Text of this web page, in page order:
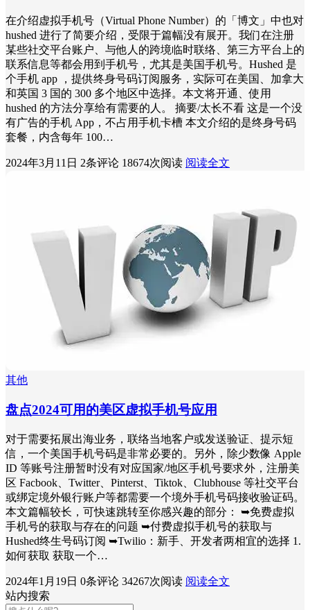
在介绍虚拟手机号（Virtual Phone Number）的「博文」中也对
hushed 进行了简要介绍，受限于篇幅没有展开。我们在注册
某些社交平台账户、与他人的跨境临时联络、第三方平台上的
联系信息等都会用到手机号，尤其是美国手机号。Hushed 是
个手机 app ，提供终身号码订阅服务，实际可在美国、加拿大
和英国 3 国的 300 多个地区中选择。本文将开通、使用
hushed 的方法分享给有需要的人。 摘要/太长不看 这是一个没
有广告的手机 App，不占用手机卡槽 本文介绍的是终身号码
套餐，内含每年 100…
2024年3月11日 2条评论 18674次阅读 阅读全文
其他
盘点2024可用的美区虚拟手机号应用
对于需要拓展出海业务，联络当地客户或发送验证、提示短
信，一个美国手机号码是非常必要的。另外，除少数像 Apple
ID 等账号注册暂时没有对应国家/地区手机号要求外，注册美
区 Facbook、Twitter、Pinterst、Tiktok、Clubhouse 等社交平台
或绑定境外银行账户等都需要一个境外手机号码接收验证码。
本文篇幅较长，可快速跳转至你感兴趣的部分： ➥免费虚拟
手机号的获取与存在的问题 ➥付费虚拟手机号的获取与
Hushed终生号码订阅 ➥Twilio：新手、开发者两相宜的选择 1.
如何获取 获取一个…
2024年1月19日 0条评论 34267次阅读 阅读全文
站内搜索